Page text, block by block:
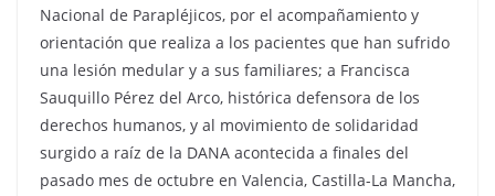
Nacional de Parapléjicos, por el acompañamiento y
orientación que realiza a los pacientes que han sufrido
una lesión medular y a sus familiares; a Francisca
Sauquillo Pérez del Arco, histórica defensora de los
derechos humanos, y al movimiento de solidaridad
surgido a raíz de la DANA acontecida a finales del
pasado mes de octubre en Valencia, Castilla-La Mancha,